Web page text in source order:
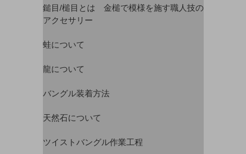
鎚目/槌目とは 金槌で模様を施す職人技の
アクセサリー
蛙について
龍について
バングル装着方法
天然石について
ツイストバングル作業工程